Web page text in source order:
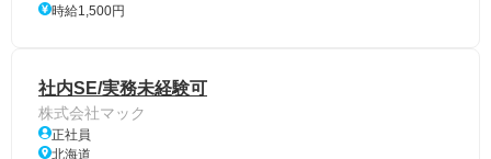
時給1,500円
社内SE/実務未経験可
株式会社マック
正社員
北海道